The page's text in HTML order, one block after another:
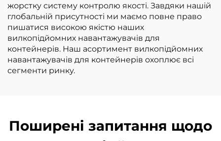
жорстку систему контролю якості. Завдяки нашій
глобальній присутності ми маємо повне право
пишатися високою якістю наших
вилкопідйомних навантажувачів для
контейнерів. Наш асортимент вилкопідйомних
навантажувачів для контейнерів охоплює всі
сегменти ринку.
Поширені запитання щодо